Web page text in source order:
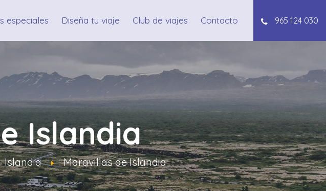
especiales Diseña tu viaje Club de viajes Contacto 965 124 030
Islandia
Islandia Maravillas de Islandia